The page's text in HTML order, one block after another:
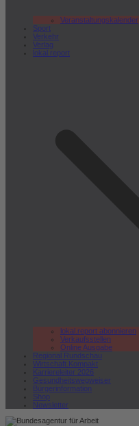
Veranstaltungskalender
Sport
Verkehr
Verlag
lokal.report
lokal.report abonnieren
Verkaufsstellen
Online Ausgabe
Regional Rundschau
Wirtschaft.Kompakt
Karriereleiter 2026
Gesundheitswegweiser
Bürgerinformation
Shop
Newsletter